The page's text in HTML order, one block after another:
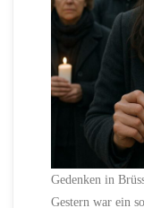
Gedenken in
Gestern war ein